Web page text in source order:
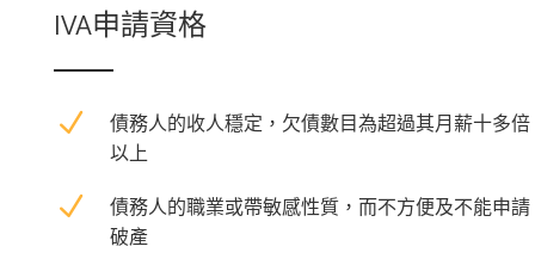
IVA申請資格
N
債務人的收人穩定，欠債數目為超過其月薪十多倍
以上
N
債務人的職業或帶敏感性質，而不方便及不能申請
破產